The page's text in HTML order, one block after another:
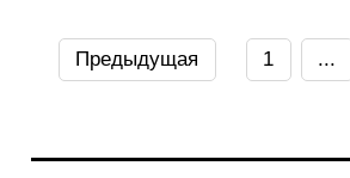
Предыдущая 1 ...